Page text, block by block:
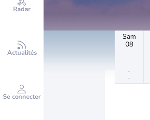
Radar
Actualités
Se connecter
Sam
08
-
-